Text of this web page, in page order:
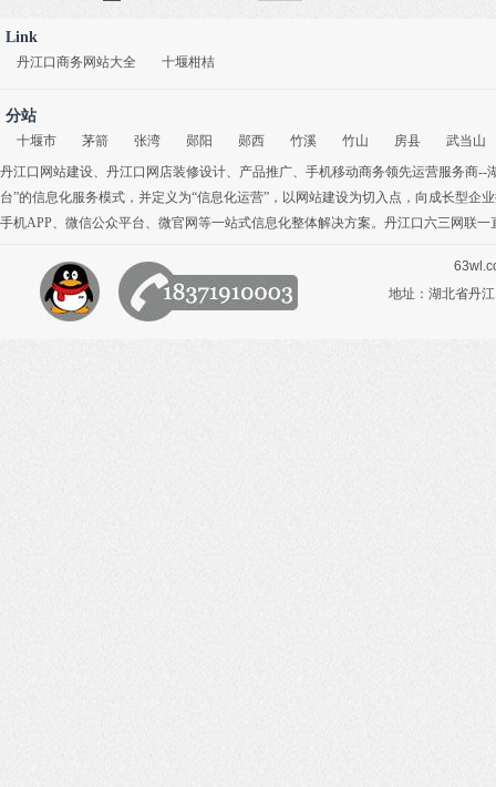
Link
丹江口商务网站大全 十堰柑桔
分站
十堰市 茅箭 张湾 郧阳 郧西 竹溪 竹山 房县
武当山
丹江口网站建设、 丹江口网店装修设计、 产品推广、 手机移动商务领先运营服务商--
台”的信息化服务模式，并定义为“信息化运营”，以网站建设为切入点，向成长型企
手机APP、 微信公众平台、 微官网等一站式信息化整体解决方案。丹江口六三网联
地址：湖北省丹